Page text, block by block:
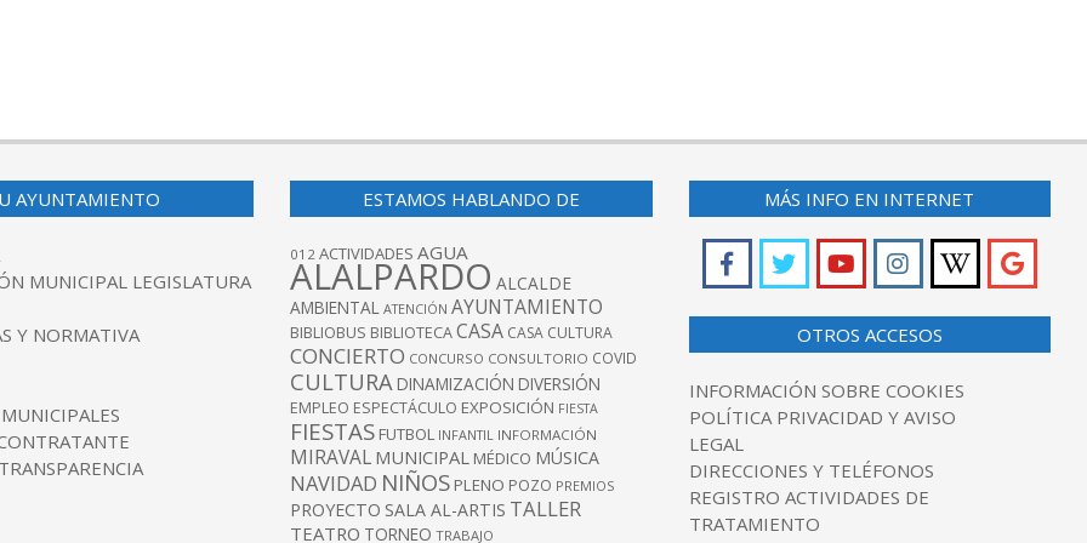
AYUNTAMIENTO
MUNICIPAL LEGISLATURA
Y NORMATIVA
ESTAMOS HABLANDO DE
012 ACTIVIDADES AGUA
ALALPARDO ALCALDE
AMBIENTAL ATENCIÓN AYUNTAMIENTO
BIBLIOBUS BIBLIOTECACASA CASA CULTURA
CONCIERTO CONCURSO CONSULTORIO COVID
CULTURA DINAMIZACIÓN DIVERSIÓN
EMPLEO ESPECTÁCULO EXPOSICIÓN FIESTA
FIESTAS FUTBOL INFANTIL INFORMACIÓN
MIRAVAL MUNICIPAL MÉDICO MÚSICA
NAVIDAD NIÑOS PLENO POZO PREMIOS
PROYECTO SALA AL-ARTIS TALLER
TEATRO TORNEO TRABAJO
MÁS INFO EN INTERNET
OTROS ACCESOS
INFORMACIÓN SOBRE COOKIES
POLÍTICA PRIVACIDAD Y AVISO
LEGAL
DIRECCIONES Y TELÉFONOS
REGISTRO ACTIVIDADES DE
TRATAMIENTO